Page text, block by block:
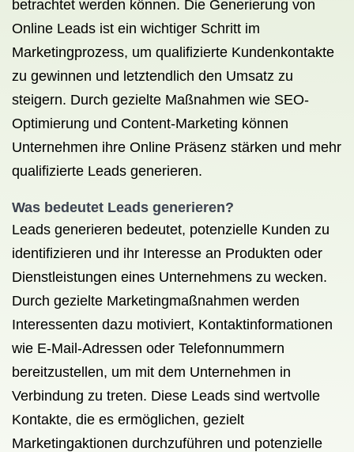
betrachtet werden können. Die Generierung von
Online Leads ist ein wichtiger Schritt im
Marketingprozess, um qualifizierte Kundenkontakte
zu gewinnen und letztendlich den Umsatz zu
steigern. Durch gezielte Maßnahmen wie SEO-
Optimierung und Content-Marketing können
Unternehmen ihre Online Präsenz stärken und mehr
qualifizierte Leads generieren.
Was bedeutet Leads generieren?
Leads generieren bedeutet, potenzielle Kunden zu
identifizieren und ihr Interesse an Produkten oder
Dienstleistungen eines Unternehmens zu wecken.
Durch gezielte Marketingmaßnahmen werden
Interessenten dazu motiviert, Kontaktinformationen
wie E-Mail-Adressen oder Telefonnummern
bereitzustellen, um mit dem Unternehmen in
Verbindung zu treten. Diese Leads sind wertvolle
Kontakte, die es ermöglichen, gezielt
Marketingaktionen durchzuführen und potenzielle